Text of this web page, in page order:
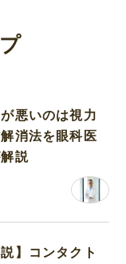
悪いのは視力
消法を眼科医
説
】コンタクト